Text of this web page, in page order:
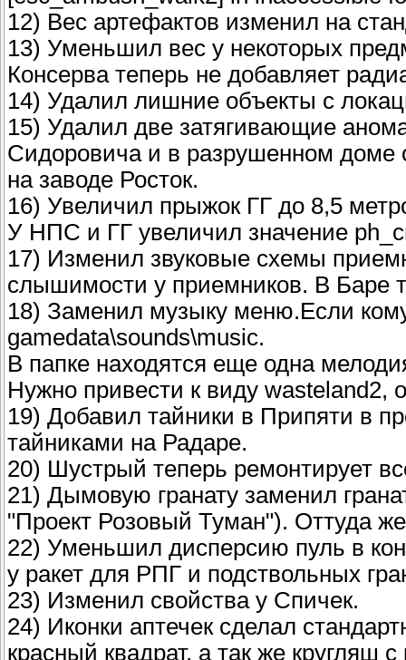
12) Вес артефактов изменил на
13) Уменьшил вес у некоторых
Консерва теперь не добавляет
14) Удалил лишние объекты с
15) Удалил две затягивающие
Сидоровича и в разрушенном
на заводе Росток.
16) Увеличил прыжок ГГ до 8,5
У НПС и ГГ увеличил значение
17) Изменил звуковые схемы
слышимости у приемников. В Баре
18) Заменил музыку меню.Если
gamedata\sounds\music.
В папке находятся еще одна
Нужно привести к виду wasteland2,
19) Добавил тайники в Припяти в
тайниками на Радаре.
20) Шустрый теперь ремонтирует
21) Дымовую гранату заменил
"Проект Розовый Туман"). Оттуда
22) Уменьшил дисперсию пуль в
у ракет для РПГ и подствольных
23) Изменил свойства у Спичек.
24) Иконки аптечек сделал
красный квадрат, а так же кругляш